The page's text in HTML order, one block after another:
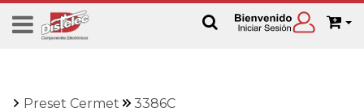
Preset Cermet 3386C